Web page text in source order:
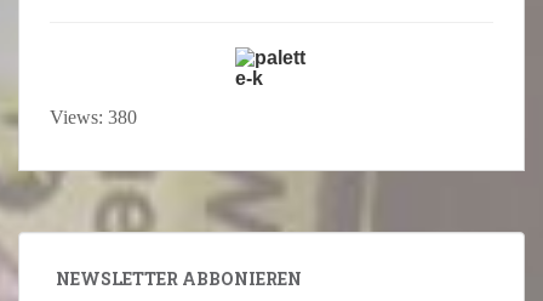
Views: 380
NEWSLETTER ABBONIEREN